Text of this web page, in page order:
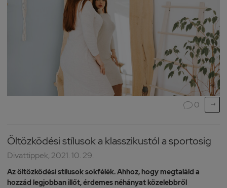
0 
Öltözködési stílusok a klasszikustól a sportosig
Divattippek, 2021. 10. 29.
Az öltözködési stílusok sokfélék. Ahhoz, hogy megtaláld a
hozzád legjobban illőt, érdemes néhányat közelebbről